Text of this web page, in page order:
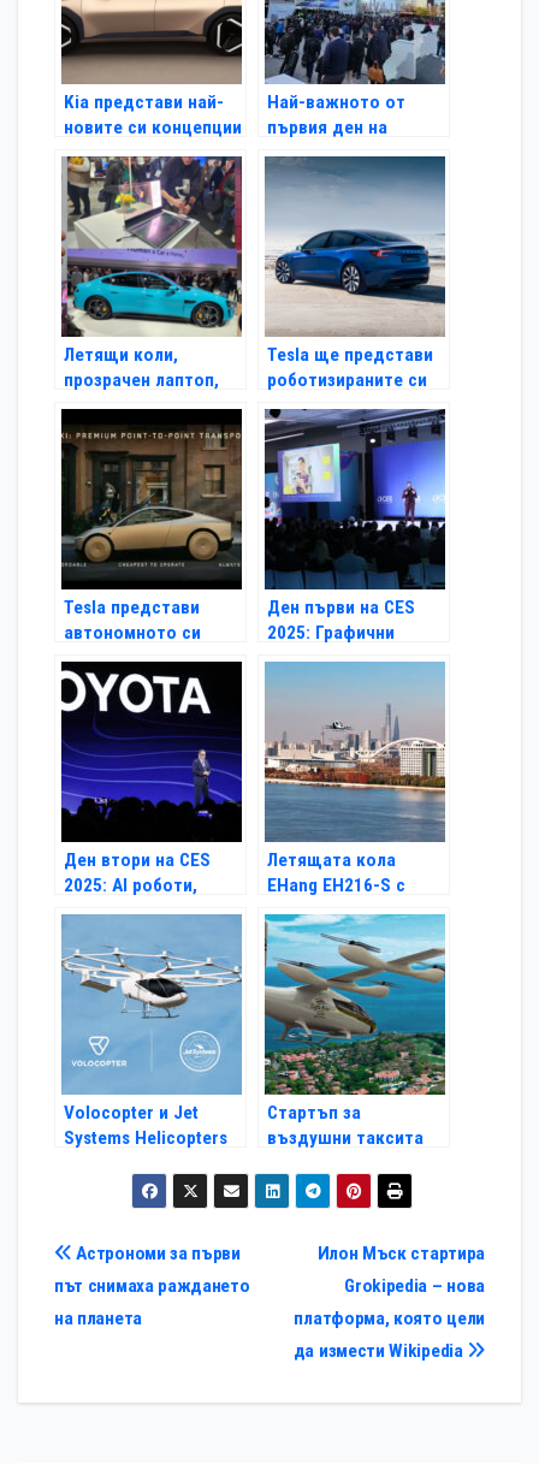
Kia представи най-
новите си концепции
за електромобили с
акцент върху
геометричните
форми
Най-важното от
първия ден на
Световния мобилен
конгрес в Барселона
Летящи коли,
прозрачен лаптоп,
хуманоидни роботи и
5G велосипед на
тазгодишния
Световния мобилен
конгрес
Tesla ще представи
роботизираните си
таксита на 8 август
Tesla представи
автономното си
роботакси Cybercab
Ден първи на CES
2025: Графични
карти, електрически
коли и умно червило
Ден втори на CES
2025: AI роботи,
автомобилна и
Летящата кола
EHang EH216-S с
първи полет в
Шанхай
Volocopter и Jet
Systems Helicopters
стартират услуга за
въздушни таксита в
Стартъп за
въздушни таксита
летящи eVTOL
апарата
Навигация
Илон Мъск стартира
Grokipedia – нова
платформа, която цели
да измести Wikipedia
Астрономи за първи
път снимаха раждането
на планета